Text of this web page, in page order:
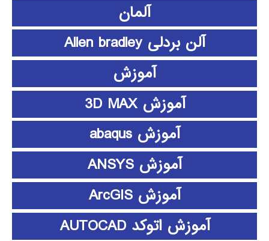
آلمان
آلن بردلی Allen bradley
آموزش
آموزش 3D MAX
آموزش abaqus
آموزش ANSYS
آموزش ArcGIS
آموزش اتوکد AUTOCAD